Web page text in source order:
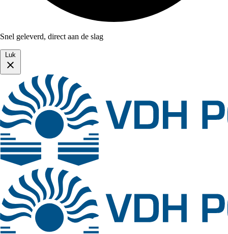
Snel geleverd, direct aan de slag
Luk